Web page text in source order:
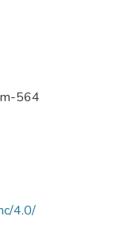
564
4.0/